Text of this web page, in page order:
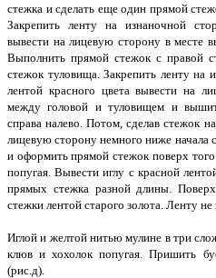
стежка и сделать еще один прямой
Закрепить ленту на изнаночной
вывести на лицевую сторону в месте
Выполнить прямой стежок с правой
стежок туловища. Закрепить ленту на
лентой красного цвета вывести на
между головой и туловищем и
справа налево. Потом, сделав стежок
лицевую сторону немного ниже начала
и оформить прямой стежок поверх
попугая. Вывести иглу с красной
прямых стежка разной длины.
стежки лентой старого золота. Ленту не
Иглой и желтой нитью мулине в три
клюв и хохолок попугая. Пришить
(рис.д).